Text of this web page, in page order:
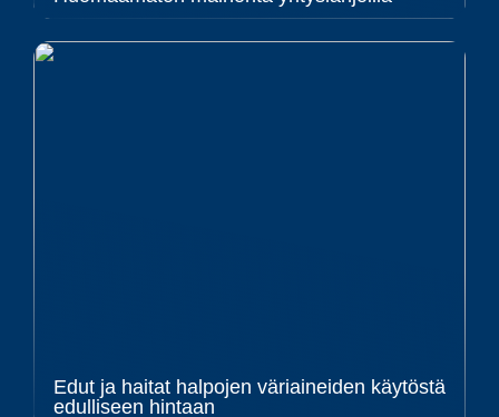
Edut ja haitat halpojen väriaineiden käytöstä
edulliseen hintaan